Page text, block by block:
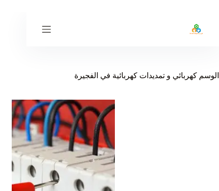
المحتوى
الوسم كهربائي و تمديدات كهربائية في الفجيرة